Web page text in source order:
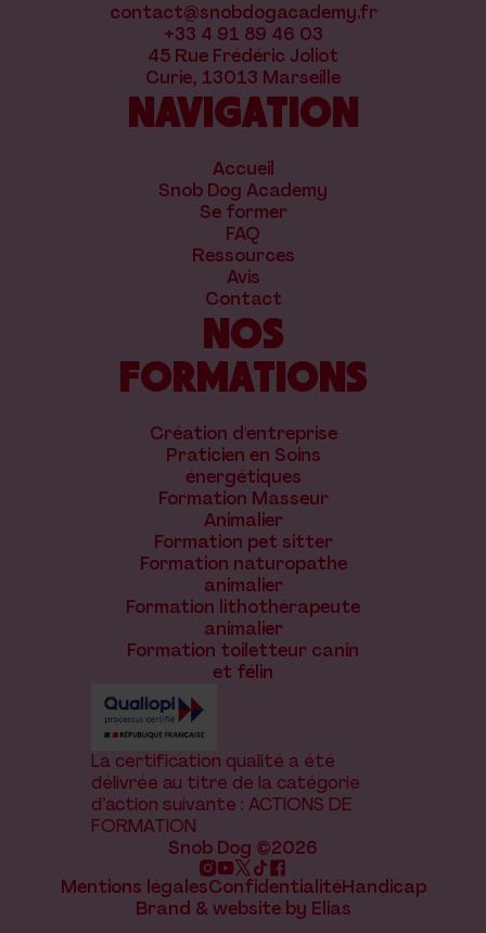
contact@snobdogacademy.fr
+33 4 91 89 46 03
45 Rue Frédéric Joliot
Curie, 13013 Marseille
NAVIGATION
Accueil
Snob Dog Academy
Se former
FAQ
Ressources
Avis
Contact
NOS
FORMATIONS
Création d'entreprise
Praticien en Soins
énergétiques
Formation Masseur
Animalier
Formation pet sitter
Formation naturopathe
animalier
Formation lithothérapeute
animalier
Formation toiletteur canin
et félin
La certification qualité a été
délivrée au titre de la catégorie
d’action suivante : ACTIONS DE
FORMATION
Snob Dog ©2026
Mentions légalesConfidentialitéHandicap
Brand & website by Elias